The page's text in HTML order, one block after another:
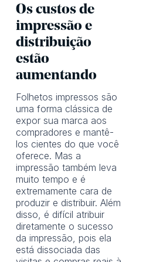
Os custos de
impressão e
distribuição
estão
aumentando
Folhetos impressos são
uma forma clássica de
expor sua marca aos
compradores e mantê-
los cientes do que você
oferece. Mas a
impressão também leva
muito tempo e é
extremamente cara de
produzir e distribuir. Além
disso, é difícil atribuir
diretamente o sucesso
da impressão, pois ela
está dissociada das